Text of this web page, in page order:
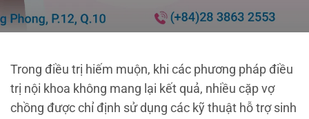
Trong điều trị hiếm muộn, khi các phương pháp điều
trị nội khoa không mang lại kết quả, nhiều cặp vợ
chồng được chỉ định sử dụng các kỹ thuật hỗ trợ sinh